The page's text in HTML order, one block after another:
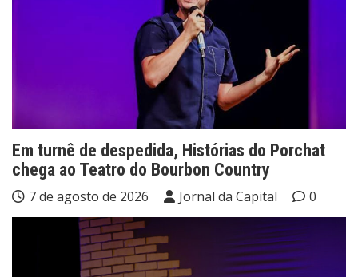
Em turnê de despedida, Histórias do Porchat
chega ao Teatro do Bourbon Country
7 de agosto de 2026 Jornal da Capital 0